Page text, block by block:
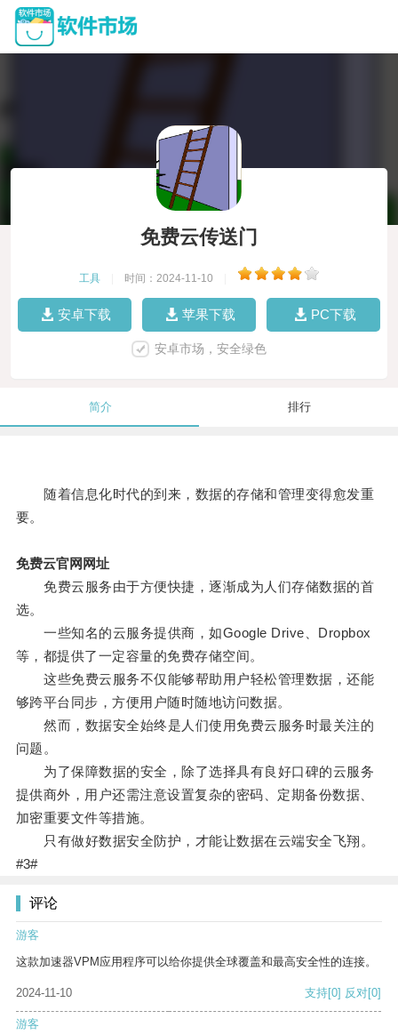
免费云传送门
工具 时间：2024-11-10
安卓下载 苹果下载 PC下载
安卓市场，安全绿色
简介 排行
随着信息化时代的到来，数据的存储和管理变得愈发重
要。
免费云官网网址
免费云服务由于方便快捷，逐渐成为人们存储数据的首
选。
一些知名的云服务提供商，如Google Drive、Dropbox
等，都提供了一定容量的免费存储空间。
这些免费云服务不仅能够帮助用户轻松管理数据，还能
够跨平台同步，方便用户随时随地访问数据。
然而，数据安全始终是人们使用免费云服务时最关注的
问题。
为了保障数据的安全，除了选择具有良好口碑的云服务
提供商外，用户还需注意设置复杂的密码、定期备份数据、
加密重要文件等措施。
只有做好数据安全防护，才能让数据在云端安全飞翔。
#3#
评论
游客
这款加速器VPM应用程序可以给你提供全球覆盖和最高安全性的连接。
2024-11-10 支持[0] 反对[0]
游客